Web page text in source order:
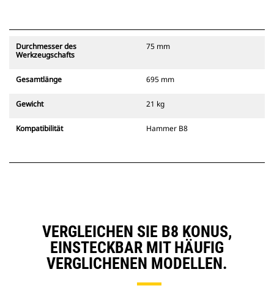
Durchmesser des
Werkzeugschafts
75 mm
Gesamtlänge 695 mm
Gewicht 21 kg
Kompatibilität Hammer B8
VERGLEICHEN SIE B8 KONUS,
EINSTECKBAR MIT HÄUFIG
VERGLICHENEN MODELLEN.